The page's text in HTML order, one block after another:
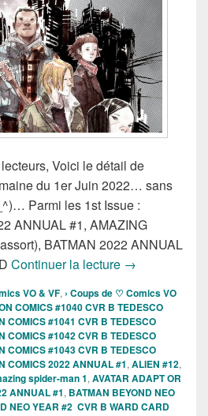
Voici le détail de
du 1er Juin 2022… sans
Parmi les 1st Issue :
ANNUAL #1, AMAZING
BATMAN 2022 ANNUAL
Continuer la lecture Sorties des
→
VO & VF, › Coups de ♡ Comics VO
COMICS #1040 CVR B TEDESCO
COMICS #1041 CVR B TEDESCO
COMICS #1042 CVR B TEDESCO
COMICS #1043 CVR B TEDESCO
COMICS 2022 ANNUAL #1, ALIEN #12,
spider-man 1, AVATAR ADAPT OR
ANNUAL #1, BATMAN BEYOND NEO
NEO YEAR #2 CVR B WARD CARD